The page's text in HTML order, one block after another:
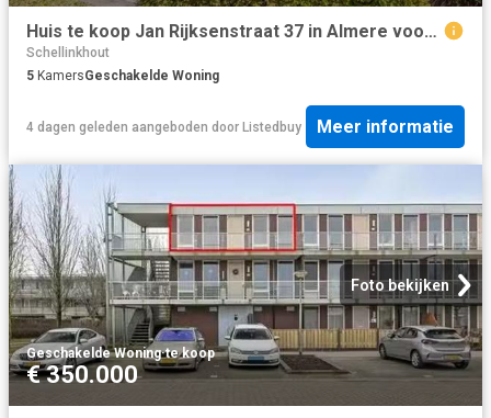
Huis te koop Jan Rijksenstraat 37 in Almere voor € 479.000
Schellinkhout
5 KamersGeschakelde Woning
4 dagen geleden aangeboden door Listedbuy Meer informatie
Foto bekijken
Geschakelde Woning·te koop
€ 350.000